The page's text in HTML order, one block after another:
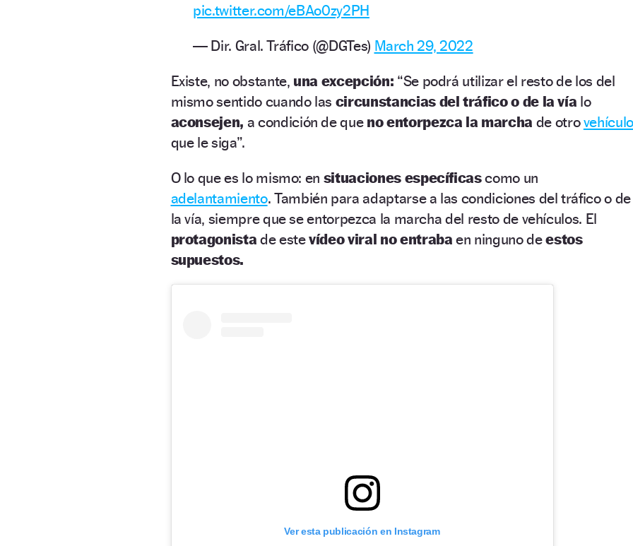
pic.twitter.com/eBAo0zy2PH
— Dir. Gral. Tráfico (@DGTes) March 29, 2022
Existe, no obstante, una excepción: “Se podrá utilizar el resto de los del
mismo sentido cuando las circunstancias del tráfico o de la vía lo
aconsejen, a condición de que no entorpezca la marcha de otro
que le siga”.
O lo que es lo mismo: en situaciones específicascomo un
adelantamiento. También para adaptarse a las condiciones del tráfico o de
la vía, siempre que se entorpezca la marcha del resto de vehículos. El
protagonista de estevídeo viral no entraba en ninguno deestos
supuestos.
Ver esta publicación en Instagram